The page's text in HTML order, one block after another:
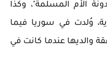
الأم المسلمة"، وكذا
وُلدت في سوريا فيما
والديها عندما كانت في